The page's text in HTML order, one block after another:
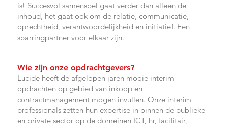
is! Succesvol samenspel gaat verder dan alleen de
inhoud, het gaat ook om de relatie, communicatie,
oprechtheid, verantwoordelijkheid en initiatief. Een
sparringpartner voor elkaar zijn.
Wie zijn onze opdrachtgevers?
Lucide heeft de afgelopen jaren mooie interim
opdrachten op gebied van inkoop en
contractmanagement mogen invullen. Onze interim
professionals zetten hun expertise in binnen de publieke
en private sector op de domeinen ICT, hr, facilitair,